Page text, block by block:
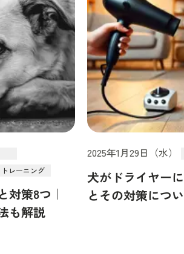
トレーニング
対策8つ｜
も解説
2025年1月29日（水）
犬がドライヤー
とその対策につ